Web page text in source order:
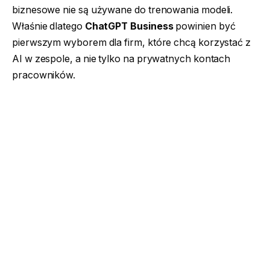
biznesowe nie są używane do trenowania modeli.
Właśnie dlatego ChatGPT Businesspowinien być
pierwszym wyborem dla firm, które chcą korzystać z
AI w zespole, a nie tylko na prywatnych kontach
pracowników.